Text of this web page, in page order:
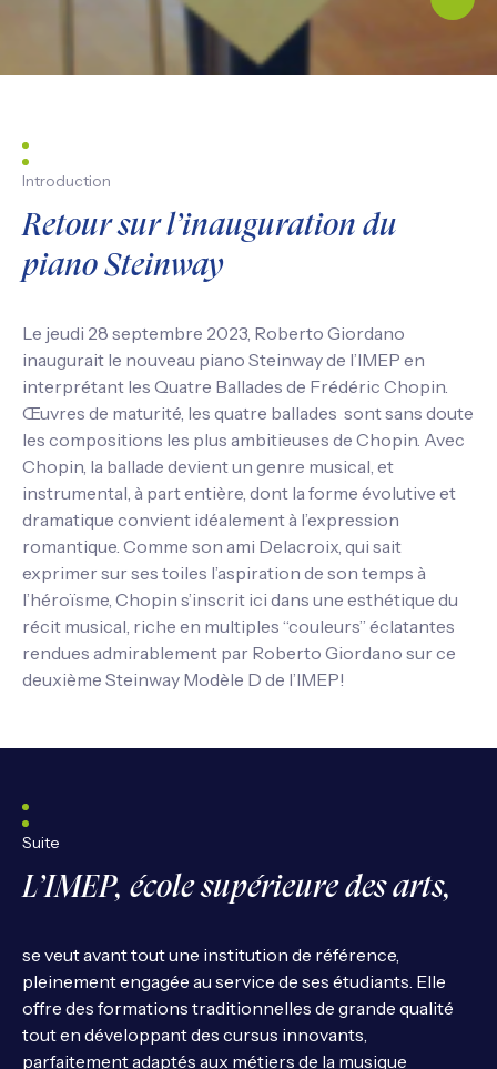
Introduction
Retour sur l’inauguration du
piano Steinway
Le jeudi 28 septembre 2023, Roberto Giordano
inaugurait le nouveau piano Steinway de l’IMEP en
interprétant les Quatre Ballades de Frédéric Chopin.
Œuvres de maturité, les quatre ballades sont sans doute
les compositions les plus ambitieuses de Chopin. Avec
Chopin, la ballade devient un genre musical, et
instrumental, à part entière, dont la forme évolutive et
dramatique convient idéalement à l’expression
romantique. Comme son ami Delacroix, qui sait
exprimer sur ses toiles l’aspiration de son temps à
l’héroïsme, Chopin s’inscrit ici dans une esthétique du
récit musical, riche en multiples “couleurs” éclatantes
rendues admirablement par Roberto Giordano sur ce
deuxième Steinway Modèle D de l’IMEP!
Suite
L’IMEP, école supérieure des arts,
se veut avant tout une institution de référence,
pleinement engagée au service de ses étudiants. Elle
offre des formations traditionnelles de grande qualité
tout en développant des cursus innovants,
parfaitement adaptés aux métiers de la musique